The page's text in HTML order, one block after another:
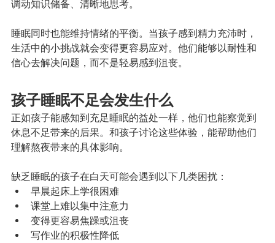
调动知识储备、清晰地思考。
睡眠同时也能维持情绪的平衡。当孩子感到精力充沛时，
生活中的小挑战就会变得更容易应对。他们能够以耐性和
信心去解决问题，而不是轻易感到沮丧。
孩子睡眠不足会发生什么
正如孩子能感知到充足睡眠的益处一样，他们也能察觉到
休息不足带来的后果。和孩子讨论这些体验，能帮助他们
理解熬夜带来的具体影响。
缺乏睡眠的孩子在白天可能会遇到以下几类困扰：
早晨起床上学很困难
课堂上难以集中注意力
变得更容易焦躁或沮丧
写作业的积极性降低